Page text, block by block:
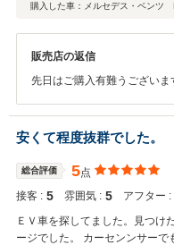
購入した車：メルセデス・ベン
販売店の返信
先日はご購入有難うござい
安くて程度抜群でした。
総合評価 5点
接客 : 5 雰囲気 : 5 アフター :
ＥＶ車を探してました。見つけ
ージでした。 カーセンンサー